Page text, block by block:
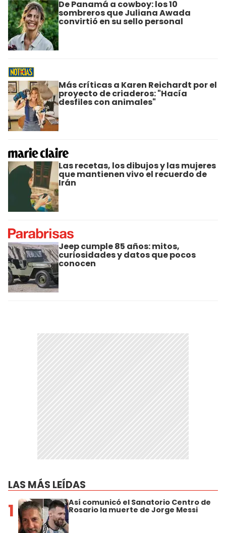
De Panamá a cowboy: los 10
sombreros que Juliana Awada
convirtió en su sello personal
Más críticas a Karen Reichardt por el
proyecto de criaderos: "Hacía
desfiles con animales"
Las recetas, los dibujos y las mujeres
que mantienen vivo el recuerdo de
Irán
Jeep cumple 85 años: mitos,
curiosidades y datos que pocos
conocen
LAS MÁS LEÍDAS
1 Así comunicó el Sanatorio Centro de
Rosario la muerte de Jorge Messi